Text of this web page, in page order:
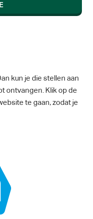
kun je die stellen aan
ontvangen. Klik op de
te gaan, zodat je